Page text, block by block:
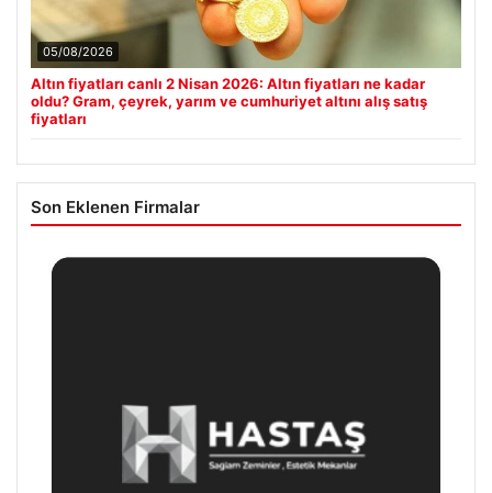
05/08/2026
Altın fiyatları canlı 2 Nisan 2026: Altın fiyatları ne kadar
oldu? Gram, çeyrek, yarım ve cumhuriyet altını alış satış
fiyatları
Son Eklenen Firmalar